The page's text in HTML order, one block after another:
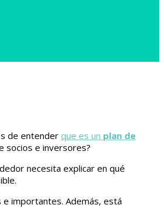
de entender que es un plan de
socios e inversores?
necesita explicar en qué
importantes. Además, está